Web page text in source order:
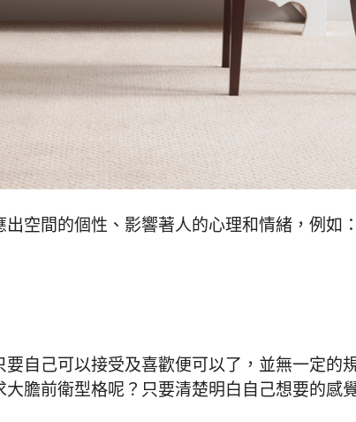
空間的個性、影響著人的心理和情緒，例如：
自己可以接受及喜歡便可以了，並無一定的
膽前衛型格呢？只要清楚明白自己想要的感